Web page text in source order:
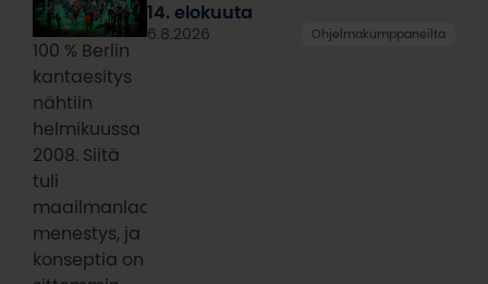
100 % Berlin
kantaesitys
nähtiin
helmikuussa
2008. Siitä
tuli
maailmanlaajuinen
menestys, ja
konseptia on
14. elokuuta
6.8.2026 Ohjelmakumppaneilta